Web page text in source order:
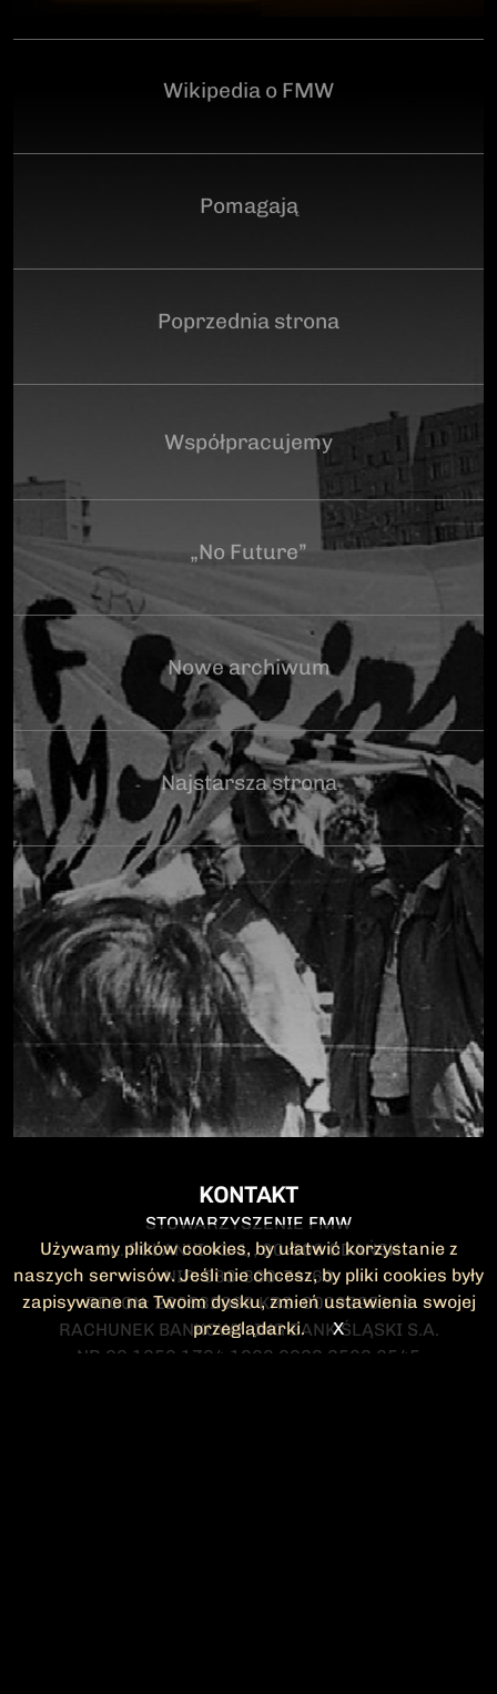
Wikipedia o FMW
Pomagają
Poprzednia strona
Współpracujemy
„No Future”
Nowe archiwum
Najstarsza strona
KONTAKT
STOWARZYSZENIE FMW
UL. POLANKI 41-1 , 80-308 GDAŃSK
NIP: 583-300-74-60
REGON: 220532063 KRS: 0000295148
RACHUNEK BANKOWY: ING BANK ŚLĄSKI S.A.
NR 90 1050 1764 1000 0023 2582 8545
Używamy plików cookies, by ułatwić korzystanie z
naszych serwisów. Jeśli nie chcesz, by pliki cookies były
zapisywane na Twoim dysku, zmień ustawienia swojej
przeglądarki.
X